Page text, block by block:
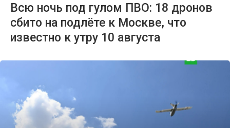
Всю ночь под гулом ПВО: 18 дронов
сбито на подлёте к Москве, что
известно к утру 10 августа